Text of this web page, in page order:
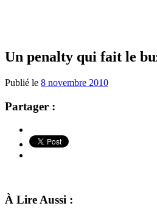
Un penalty qui fait le
Publié le 8 novembre 2010
Partager :
À Lire Aussi :